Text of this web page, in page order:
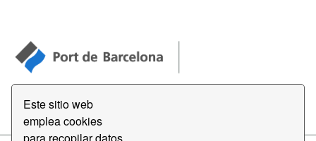
Este sitio web
emplea cookies
Open Data